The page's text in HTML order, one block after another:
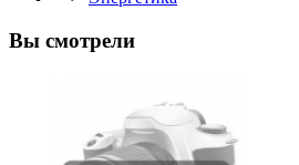
Вы смотрели